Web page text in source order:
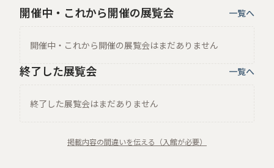
開催中・これから開催の展覧会 一覧へ
開催中・これから開催の展覧会はまだありません
終了した展覧会 一覧へ
終了した展覧会はまだありません
掲載内容の間違いを伝える（入館が必要）